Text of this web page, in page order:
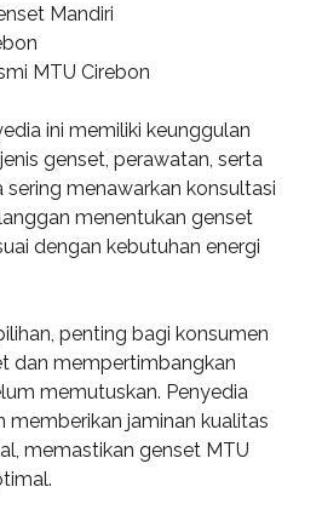
Mandiri
MTU Cirebon
ini memiliki keunggulan
genset, perawatan, serta
sering menawarkan konsultasi
menentukan genset
dengan kebutuhan energi
penting bagi konsumen
dan mempertimbangkan
memutuskan. Penyedia
memberikan jaminan kualitas
memastikan genset MTU